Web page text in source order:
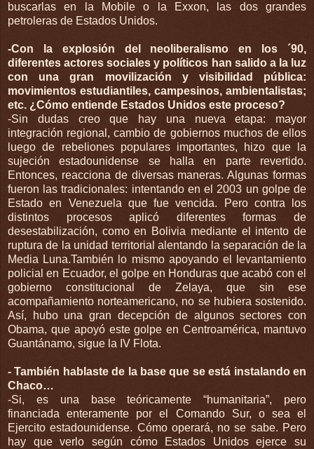
buscarlas en la Mobile o la Exxon, las dos grandes
petroleras de Estados Unidos.
-Con la explosión del neoliberalismo en los ´90,
diferentes actores sociales y políticos han salido a la luz
con una gran movilización y visibilidad pública:
movimientos estudiantiles, campesinos, ambientalistas;
etc. ¿Cómo entiende Estados Unidos este proceso?
-Sin dudas creo que hay una nueva etapa: mayor
integración regional, cambio de gobiernos muchos de ellos
luego de rebeliones populares importantes, hizo que la
sujeción estadounidense se halla en parte revertido.
Entonces, reacciona de diversas maneras. Algunas formas
fueron las tradicionales: intentando en el 2003 un golpe de
Estado en Venezuela que fue vencida. Pero contra los
distintos procesos aplicó diferentes formas de
desestabilización, como en Bolivia mediante el intento de
ruptura de la unidad territorial alentando la separación de la
Media Luna.También lo mismo apoyando el levantamiento
policial en Ecuador, el golpe en Honduras que acabó con el
gobierno constitucional de Zelaya, que sin ese
acompañamiento norteamericano, no se hubiera sostenido.
Así, hubo una gran decepción de algunos sectores con
Obama, que apoyó este golpe en Centroamérica, mantuvo
Guantánamo, sigue la IV Flota.
- También hablaste de la base que se está instalando en
Chaco…
-Si, es una base teóricamente “humanitaria”, pero
financiada enteramente por el Comando Sur, o sea el
Ejercito estadounidense. Cómo operará, no se sabe. Pero
hay que verlo según cómo Estados Unidos ejerce su